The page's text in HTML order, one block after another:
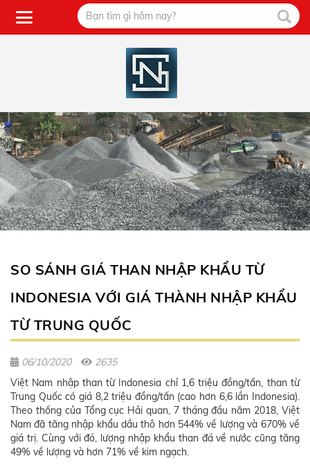
SO SÁNH GIÁ THAN NHẬP KHẨU TỪ
INDONESIA VỚI GIÁ THÀNH NHẬP KHẨU
TỪ TRUNG QUỐC
06/10/2020
2635
Việt Nam nhập than từ Indonesia chỉ 1,6 triệu đồng/tấn, than từ
Trung Quốc có giá 8,2 triệu đồng/tấn (cao hơn 6,6 lần Indonesia).
Theo thống của Tổng cục Hải quan, 7 tháng đầu năm 2018, Việt
Nam đã tăng nhập khẩu dầu thô hơn 544% về lượng và 670% về
giá trị. Cùng với đó, lượng nhập khẩu than đá về nước cũng tăng
49% về lượng và hơn 71% về kim ngạch.